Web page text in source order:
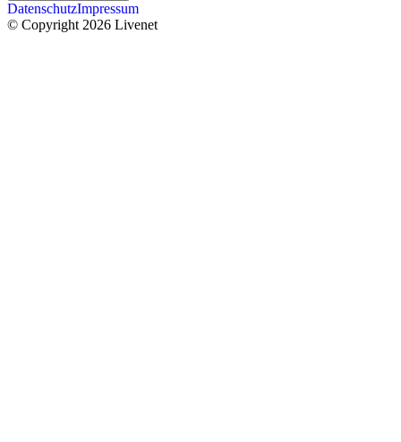
DatenschutzImpressum
© Copyright 2026 Livenet